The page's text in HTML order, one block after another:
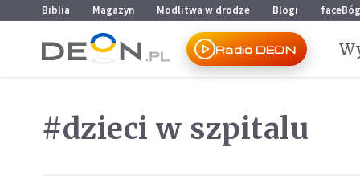
Przejdź do menu głównego
Przejdź do treści
Biblia Magazyn Modlitwa w drodze Blogi faceBóg
Radio DEON
#dzieci w szpitalu